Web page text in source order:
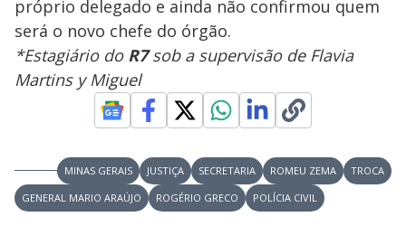
próprio delegado e ainda não confirmou quem
será o novo chefe do órgão.
*Estagiário do R7sob a supervisão de Flavia
Martins y Miguel
MINAS GERAIS JUSTIÇA SECRETARIA ROMEU ZEMA
TROCA
GENERAL MARIO ARAÚJO
ROGÉRIO GRECO POLÍCIA CIVIL